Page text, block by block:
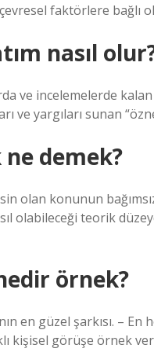
faktörlere bağlı
nasıl
ve incelemelerde
ve yargıları sunan
demek?
olan konunun
olabileceği teorik
örnek?
en güzel şarkısı. –
kişisel görüşe örnek